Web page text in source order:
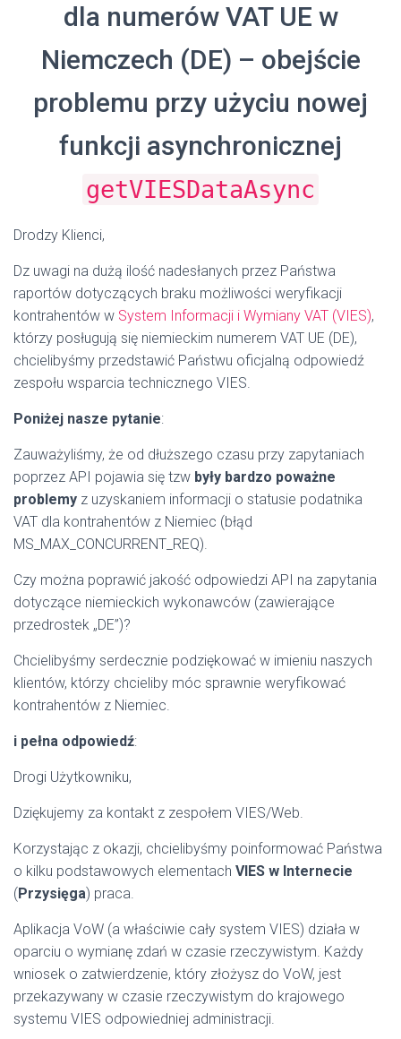
dla numerów VAT UE w
Niemczech (DE) – obejście
problemu przy użyciu nowej
funkcji asynchronicznej
getVIESDataAsync
Drodzy Klienci,
Dz uwagi na dużą ilość nadesłanych przez Państwa
raportów dotyczących braku możliwości weryfikacji
kontrahentów w System Informacji i Wymiany VAT (VIES),
którzy posługują się niemieckim numerem VAT UE (DE),
chcielibyśmy przedstawić Państwu oficjalną odpowiedź
zespołu wsparcia technicznego VIES.
Poniżej nasze pytanie:
Zauważyliśmy, że od dłuższego czasu przy zapytaniach
poprzez API pojawia się tzw były bardzo poważne
problemy z uzyskaniem informacji o statusie podatnika
VAT dla kontrahentów z Niemiec (błąd
MS_MAX_CONCURRENT_REQ).
Czy można poprawić jakość odpowiedzi API na zapytania
dotyczące niemieckich wykonawców (zawierające
przedrostek „DE”)?
Chcielibyśmy serdecznie podziękować w imieniu naszych
klientów, którzy chcieliby móc sprawnie weryfikować
kontrahentów z Niemiec.
i pełna odpowiedź:
Drogi Użytkowniku,
Dziękujemy za kontakt z zespołem VIES/Web.
Korzystając z okazji, chcielibyśmy poinformować Państwa
o kilku podstawowych elementach VIES w Internecie
(Przysięga) praca.
Aplikacja VoW (a właściwie cały system VIES) działa w
oparciu o wymianę zdań w czasie rzeczywistym. Każdy
wniosek o zatwierdzenie, który złożysz do VoW, jest
przekazywany w czasie rzeczywistym do krajowego
systemu VIES odpowiedniej administracji.